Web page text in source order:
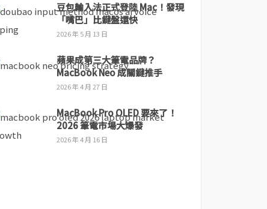
豆包輸入法正式登陸 Mac！發現
「嘴巴」比鍵盤還快
2026 年 5 月 13 日
蘋果成第三大筆電品牌？
MacBook Neo 成關鍵推手
2026 年 4 月 27 日
MacBook Pro OLED 要來了！
2026 筆電市場大爆發
2026 年 4 月 16 日